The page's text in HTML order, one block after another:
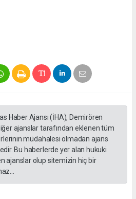
Haber Ajansı (İHA), Demirören
ajanslar tarafından eklenen tüm
müdahalesi olmadan ajans
Bu haberlerde yer alan hukuki
ajanslar olup sitemizin hiç bir